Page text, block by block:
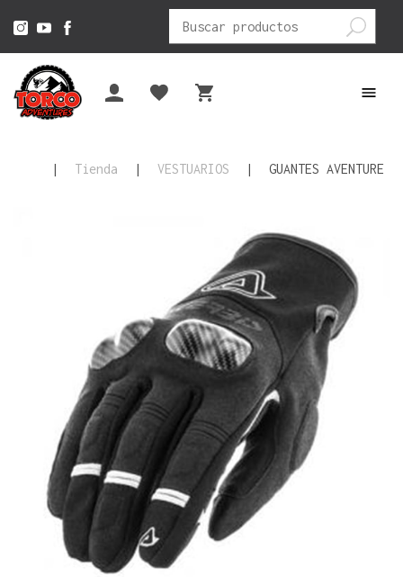
Buscar
por:
| Tienda | VESTUARIOS | GUANTES AVENTURE